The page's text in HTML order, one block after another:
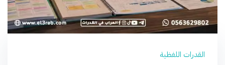
القدرات اللفظية